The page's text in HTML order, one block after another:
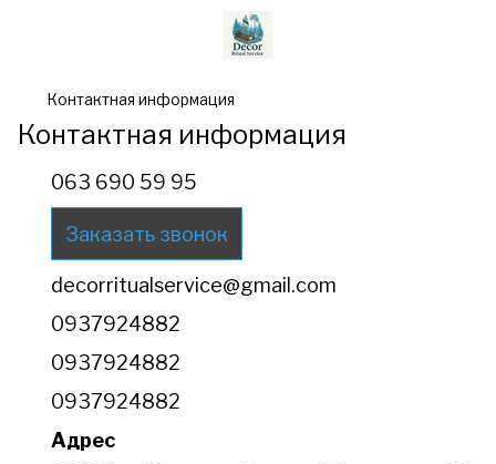
Контактная информация
Контактная информация
063 690 59 95
Заказать звонок
decorritualservice@gmail.com
0937924882
0937924882
0937924882
Адрес